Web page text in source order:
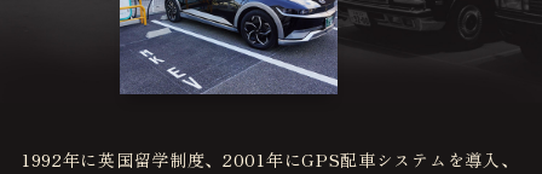
1992年に英国留学制度、2001年にGPS配車システムを導入、